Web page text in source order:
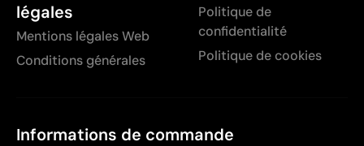
légales
Mentions légales Web
Conditions générales
Politique de
confidentialité
Politique de cookies
Informations de commande